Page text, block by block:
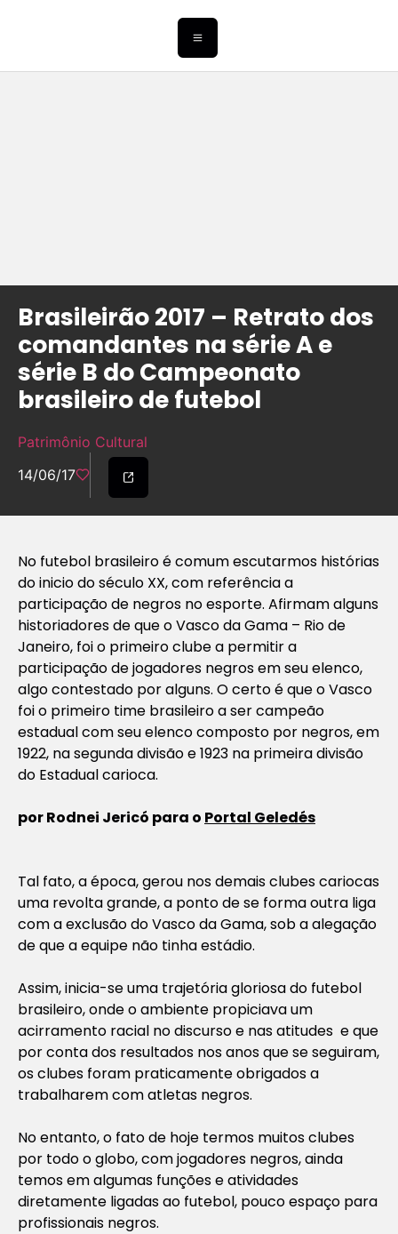
Brasileirão 2017 – Retrato dos
comandantes na série A e
série B do Campeonato
brasileiro de futebol
Patrimônio Cultural
14/06/17
No futebol brasileiro é comum escutarmos histórias
do inicio do século XX, com referência a
participação de negros no esporte. Afirmam alguns
historiadores de que o Vasco da Gama – Rio de
Janeiro, foi o primeiro clube a permitir a
participação de jogadores negros em seu elenco,
algo contestado por alguns. O certo é que o Vasco
foi o primeiro time brasileiro a ser campeão
estadual com seu elenco composto por negros, em
1922, na segunda divisão e 1923 na primeira divisão
do Estadual carioca.
por Rodnei Jericó para o Portal Geledés
Tal fato, a época, gerou nos demais clubes cariocas
uma revolta grande, a ponto de se forma outra liga
com a exclusão do Vasco da Gama, sob a alegação
de que a equipe não tinha estádio.
Assim, inicia-se uma trajetória gloriosa do futebol
brasileiro, onde o ambiente propiciava um
acirramento racial no discurso e nas atitudes e que
por conta dos resultados nos anos que se seguiram,
os clubes foram praticamente obrigados a
trabalharem com atletas negros.
No entanto, o fato de hoje termos muitos clubes
por todo o globo, com jogadores negros, ainda
temos em algumas funções e atividades
diretamente ligadas ao futebol, pouco espaço para
profissionais negros.